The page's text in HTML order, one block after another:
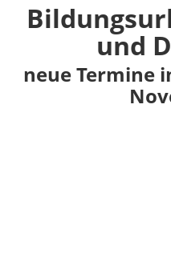
und
neue Termine